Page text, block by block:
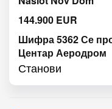
144.900 EUR
Шифра 5362 Се
Центар Аеродром
Станови